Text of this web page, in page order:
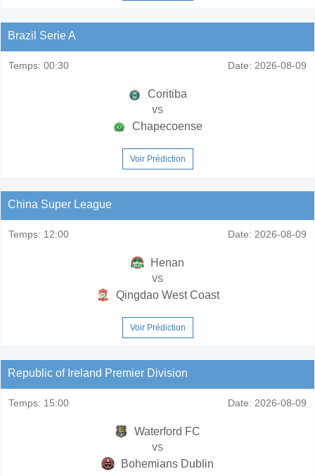
Brazil Serie A
Temps: 00:30 Date: 2026-08-09
Coritiba
vs
Chapecoense
Voir Prédiction
China Super League
Temps: 12:00 Date: 2026-08-09
Henan
vs
Qingdao West Coast
Voir Prédiction
Republic of Ireland Premier Division
Temps: 15:00 Date: 2026-08-09
Waterford FC
vs
Bohemians Dublin